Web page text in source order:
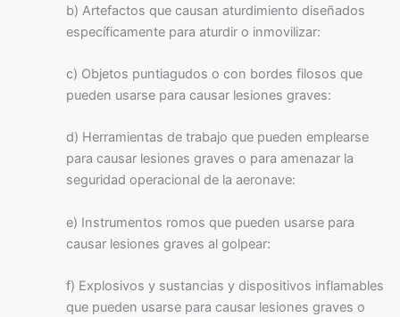
b) Artefactos que causan aturdimiento diseñados
específicamente para aturdir o inmovilizar:
c) Objetos puntiagudos o con bordes filosos que
pueden usarse para causar lesiones graves:
d) Herramientas de trabajo que pueden emplearse
para causar lesiones graves o para amenazar la
seguridad operacional de la aeronave:
e) Instrumentos romos que pueden usarse para
causar lesiones graves al golpear:
f) Explosivos y sustancias y dispositivos inflamables
que pueden usarse para causar lesiones graves o